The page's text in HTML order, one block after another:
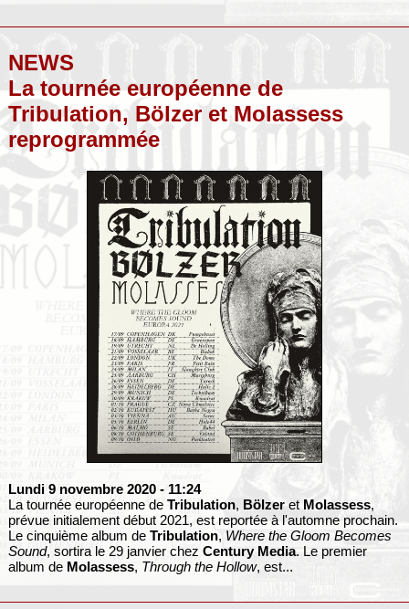
NEWS
La tournée européenne de
Tribulation, Bölzer et Molassess
reprogrammée
Lundi 9 novembre 2020 - 11:24
La tournée européenne de Tribulation, Bölzeret Molassess,
prévue initialement début 2021, est reportée à l'automne prochain.
Le cinquième album de Tribulation, Where the Gloom Becomes
Sound, sortira le 29 janvier chez Century Media. Le premier
album de Molassess, Through the Hollow, est...